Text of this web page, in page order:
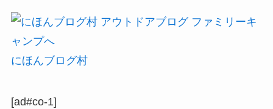
にほんブログ村
[ad#co-1]